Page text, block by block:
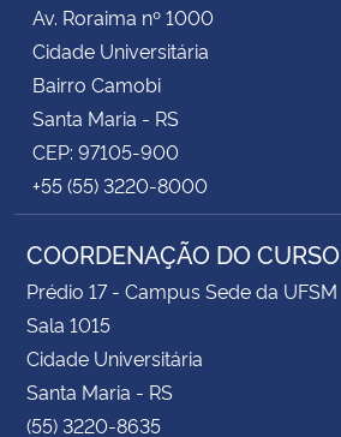
Av. Roraima nº 1000
Cidade Universitária
Bairro Camobi
Santa Maria - RS
CEP: 97105-900
+55 (55) 3220-8000
COORDENAÇÃO DO CURSO
Prédio 17 - Campus Sede da UFSM
Sala 1015
Cidade Universitária
Santa Maria - RS
(55) 3220-8635